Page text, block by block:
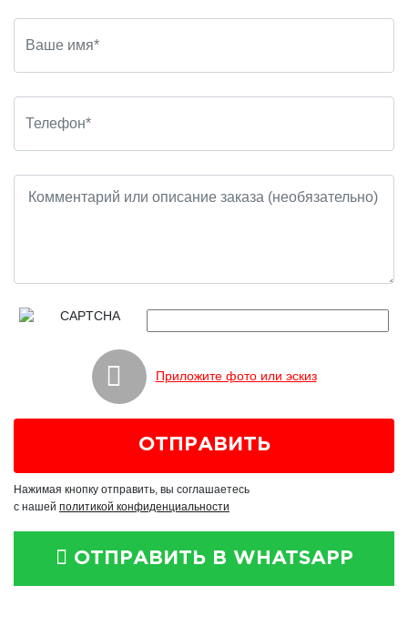
Приложите фото или эскиз
Нажимая кнопку отправить, вы соглашаетесь
с нашей политикой конфиденциальности
ОТПРАВИТЬ В WHATSAPP